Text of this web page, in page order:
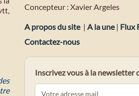
Concepteur : Xavier Argeles
A propos du site | A la une| Flux
Contactez-nous
Inscrivez vous à la newsletter